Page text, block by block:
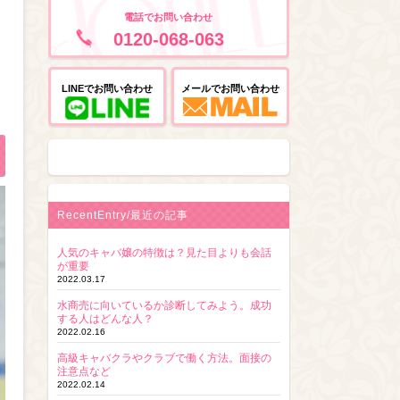
電話でお問い合わせ
0120-068-063
LINEでお問い合わせ メールでお問い合わせ
RecentEntry/最近の記事
人気のキャバ嬢の特徴は？見た目よりも会話
が重要
2022.03.17
水商売に向いているか診断してみよう。成功
する人はどんな人？
2022.02.16
高級キャバクラやクラブで働く方法。面接の
注意点など
2022.02.14